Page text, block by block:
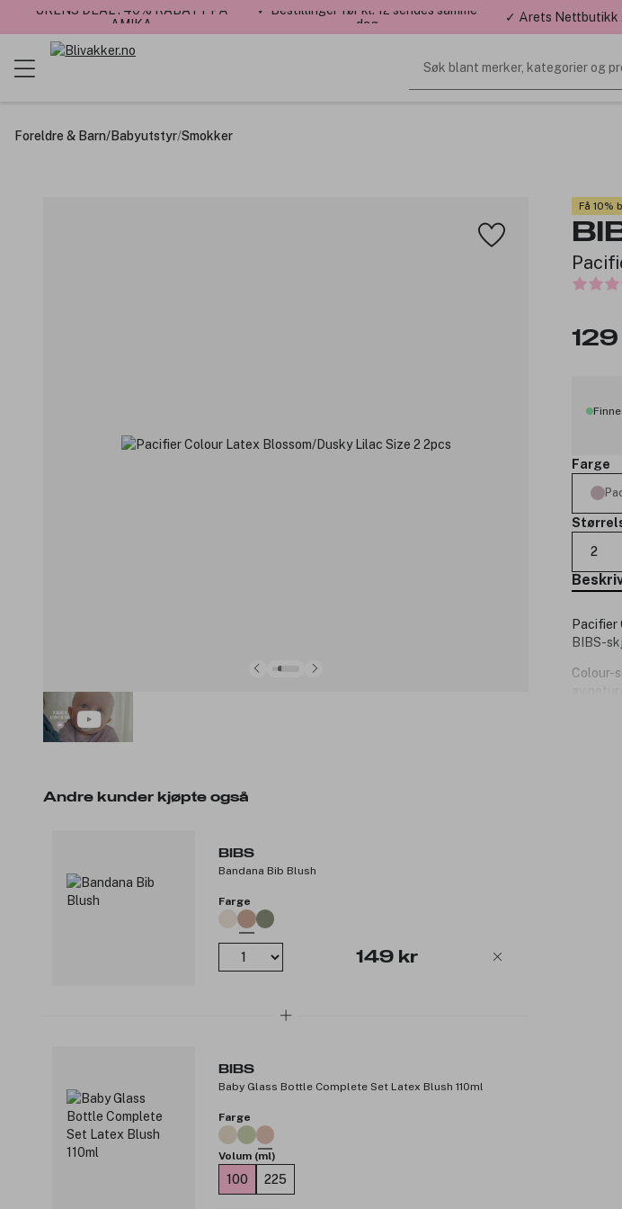
UKENS DEAL : 40% RABATT PÅ
AMIKA
✓ Bestillinger før kl. 12 sendes samme
dag
✓ Årets Nettbutikk
Søk blant merker, kategorier og
Foreldre & Barn/Babyutstyr/Smokker
Få 10%
Farge
2
Pacifier
BIBS-
Colour-
Andre kunder kjøpte også
BIBS
Bandana Bib Blush
Farge
149 kr
BIBS
Baby Glass Bottle Complete Set Latex Blush 110ml
Farge
Volum (ml)
100 225